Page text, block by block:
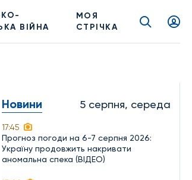
ВІЙНА
МОЯ
СТРІЧКА
Новини 5 серпня, середа
17:45
Прогноз погоди на 6-7 серпня 2026:
Україну продовжить накривати
аномальна спека (ВІДЕО)